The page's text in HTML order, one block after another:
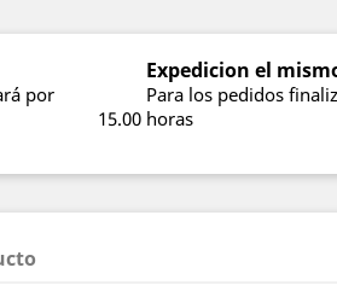
por
Expedicion el
Para los pedidos
15.00 horas